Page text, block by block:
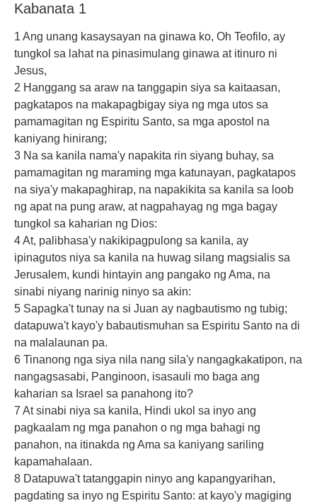
Kabanata 1
1 Ang unang kasaysayan na ginawa ko, Oh Teofilo, ay
tungkol sa lahat na pinasimulang ginawa at itinuro ni
Jesus,
2 Hanggang sa araw na tanggapin siya sa kaitaasan,
pagkatapos na makapagbigay siya ng mga utos sa
pamamagitan ng Espiritu Santo, sa mga apostol na
kaniyang hinirang;
3 Na sa kanila nama'y napakita rin siyang buhay, sa
pamamagitan ng maraming mga katunayan, pagkatapos
na siya'y makapaghirap, na napakikita sa kanila sa loob
ng apat na pung araw, at nagpahayag ng mga bagay
tungkol sa kaharian ng Dios:
4 At, palibhasa'y nakikipagpulong sa kanila, ay
ipinagutos niya sa kanila na huwag silang magsialis sa
Jerusalem, kundi hintayin ang pangako ng Ama, na
sinabi niyang narinig ninyo sa akin:
5 Sapagka't tunay na si Juan ay nagbautismo ng tubig;
datapuwa't kayo'y babautismuhan sa Espiritu Santo na di
na malalaunan pa.
6 Tinanong nga siya nila nang sila'y nangagkakatipon, na
nangagsasabi, Panginoon, isasauli mo baga ang
kaharian sa Israel sa panahong ito?
7 At sinabi niya sa kanila, Hindi ukol sa inyo ang
pagkaalam ng mga panahon o ng mga bahagi ng
panahon, na itinakda ng Ama sa kaniyang sariling
kapamahalaan.
8 Datapuwa't tatanggapin ninyo ang kapangyarihan,
pagdating sa inyo ng Espiritu Santo: at kayo'y magiging